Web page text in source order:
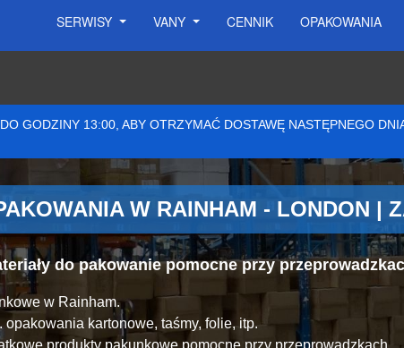
SERWISY VANY CENNIK OPAKOWANIA
GODZINY 13:00, ABY OTRZYMAĆ DOSTAWĘ NASTĘPNEGO
W RAINHAM - LONDON |
do pakowanie pomocne przy
w Rainham.
opakowania kartonowe, taśmy, folie, itp.
produkty pakunkowe pomocne przy przeprowadzkach.